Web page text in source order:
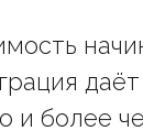
и более